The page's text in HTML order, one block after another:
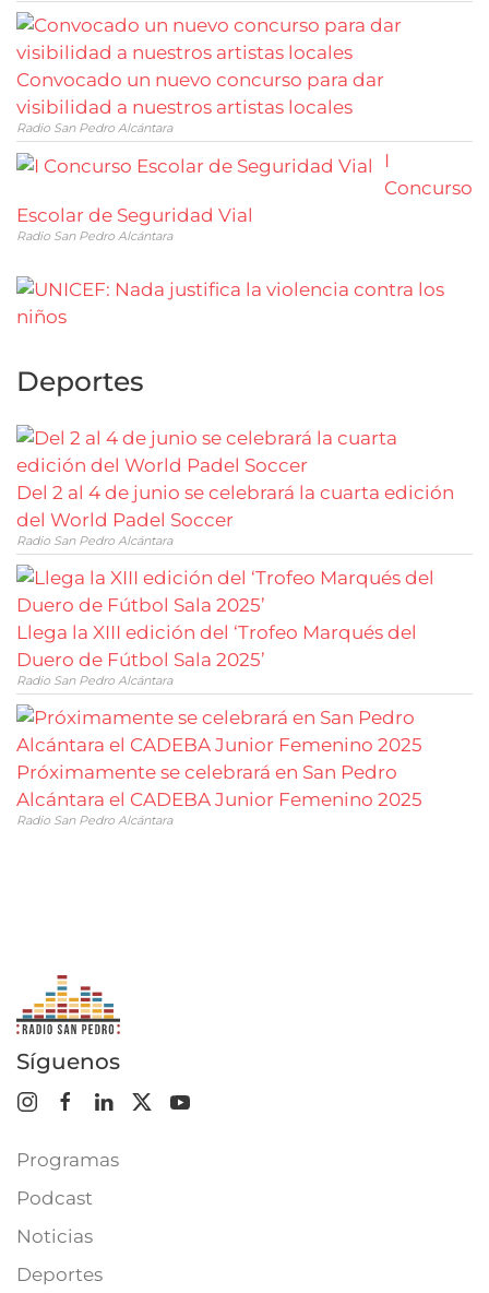
Convocado un nuevo concurso para dar
visibilidad a nuestros artistas locales
Radio San Pedro Alcántara
I
Concurso
Escolar de Seguridad Vial
Radio San Pedro Alcántara
Deportes
Del 2 al 4 de junio se celebrará la cuarta edición
del World Padel Soccer
Radio San Pedro Alcántara
Llega la XIII edición del ‘Trofeo Marqués del
Duero de Fútbol Sala 2025’
Radio San Pedro Alcántara
Próximamente se celebrará en San Pedro
Alcántara el CADEBA Junior Femenino 2025
Radio San Pedro Alcántara
Síguenos
Programas
Podcast
Noticias
Deportes